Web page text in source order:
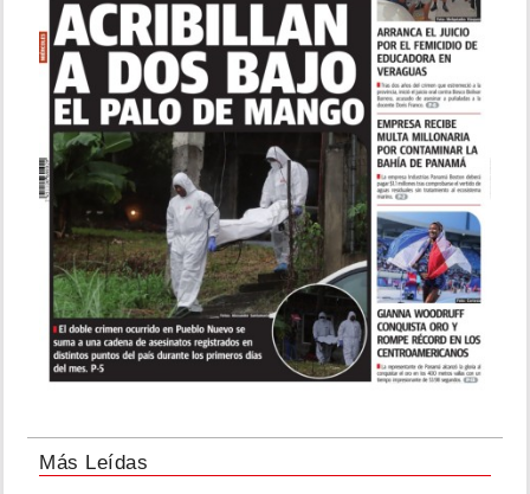
Más Leídas